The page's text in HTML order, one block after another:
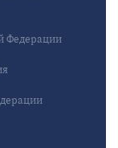
Федерации